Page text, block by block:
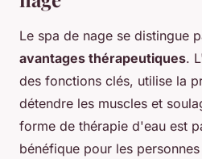
Le spa de nage se distingue
avantages thérapeutiques.
des fonctions clés, utilise la
détendre les muscles et
forme de thérapie d'eau est
bénéfique pour les